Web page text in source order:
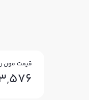
قیمت مون